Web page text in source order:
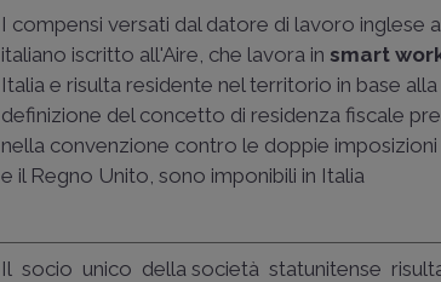
I compensi versati dal datore di lavoro inglese
italiano iscritto all'Aire, che lavora in smart
Italia e risulta residente nel territorio in base alla
definizione del concetto di residenza fiscale
nella convenzione contro le doppie
e il Regno Unito, sono imponibili in Italia
Il socio unico della società statunitense